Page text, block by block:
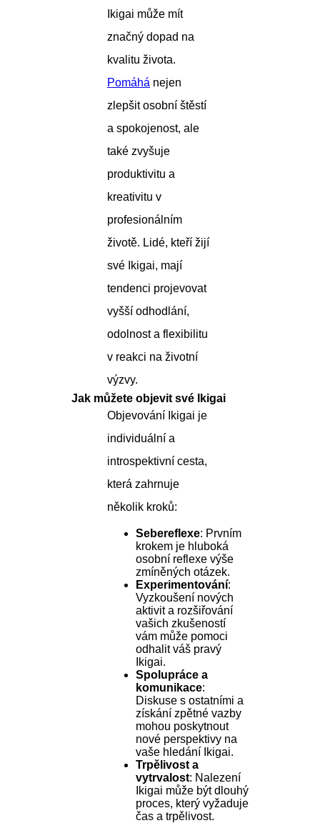
Ikigai může mít
značný dopad na
kvalitu života.
Pomáhá nejen
zlepšit osobní štěstí
a spokojenost, ale
také zvyšuje
produktivitu a
kreativitu v
profesionálním
životě. Lidé, kteří žijí
své Ikigai, mají
tendenci projevovat
vyšší odhodlání,
odolnost a flexibilitu
v reakci na životní
výzvy.
Jak můžete objevit své Ikigai
Objevování Ikigai je
individuální a
introspektivní cesta,
která zahrnuje
několik kroků:
Sebereflexe: Prvním
krokem je hluboká
osobní reflexe výše
zmíněných otázek.
Experimentování:
Vyzkoušení nových
aktivit a rozšiřování
vašich zkušeností
vám může pomoci
odhalit váš pravý
Ikigai.
Spolupráce a
komunikace:
Diskuse s ostatními a
získání zpětné vazby
mohou poskytnout
nové perspektivy na
vaše hledání Ikigai.
Trpělivost a
vytrvalost: Nalezení
Ikigai může být dlouhý
proces, který vyžaduje
čas a trpělivost.